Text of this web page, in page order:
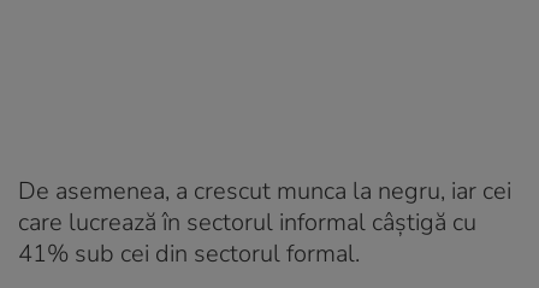
De asemenea, a crescut munca la negru, iar cei
care lucrează în sectorul informal câștigă cu
41% sub cei din sectorul formal.